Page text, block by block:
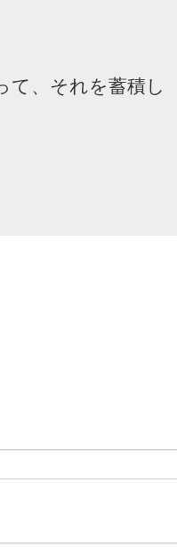
て、それを蓄積し